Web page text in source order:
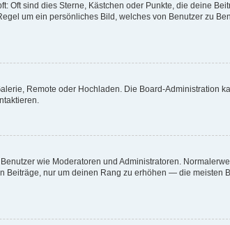
Oft sind dies Sterne, Kästchen oder Punkte, die deine
um ein persönliches Bild, welches von Benutzer zu
Remote oder Hochladen. Die Board-Administration
wie Moderatoren und Administratoren.
Beiträge, nur um deinen Rang zu erhöhen — die meisten